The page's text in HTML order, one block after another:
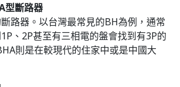
型斷路器
路器。以台灣最常見的BH為例，通常
、2P甚至有三相電的盤會找到有3P的
則是在較現代的住家中或是中國大